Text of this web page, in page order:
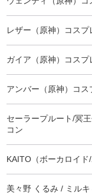
レザー（原神）コスプ
ガイア（原神）コスプ
アンバー（原神）コス
セーラープルート/冥
コン
KAITO（ボーカロイ
美々野 くるみ / ミル